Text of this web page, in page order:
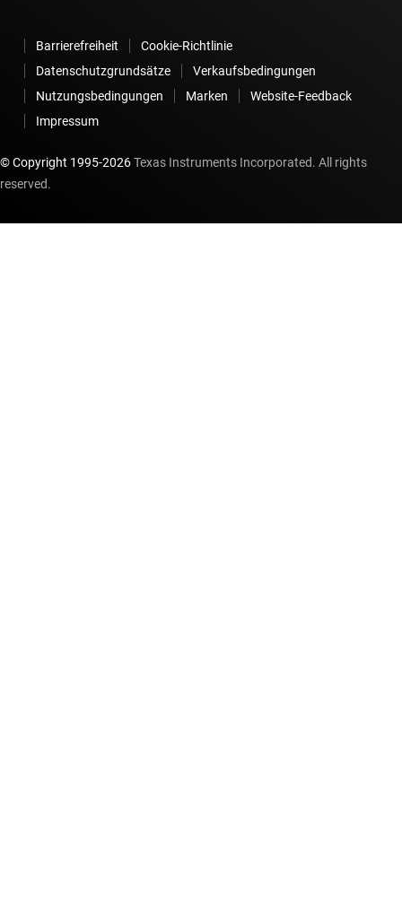
Barrierefreiheit
Cookie-Richtlinie
Datenschutzgrundsätze
Verkaufsbedingungen
Nutzungsbedingungen
Marken
Website-Feedback
Impressum
© Copyright 1995-2026Texas Instruments Incorporated. All rights
reserved.